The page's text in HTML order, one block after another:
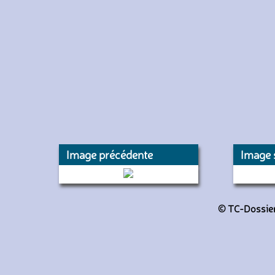
Image précédente
1387 (RATP)
Image
© TC-